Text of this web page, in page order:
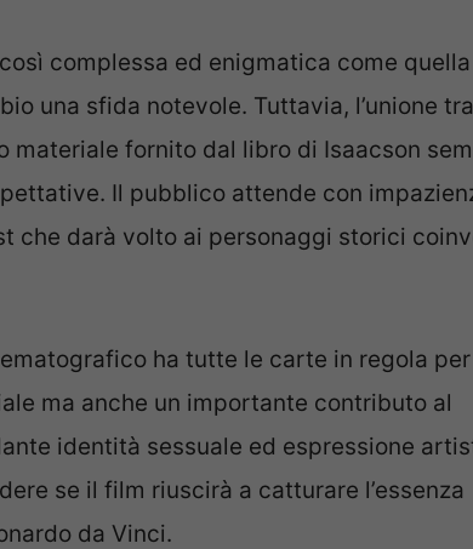
complessa ed enigmatica come
una sfida notevole. Tuttavia, l’unione
fornito dal libro di Isaacson
Il pubblico attende con
che darà volto ai personaggi storici
ha tutte le carte in regola per
ma anche un importante contributo al
identità sessuale ed espressione
se il film riuscirà a catturare l’essenza
da Vinci.